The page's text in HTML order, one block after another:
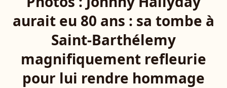
aurait eu 80 ans : sa tombe à
Saint-Barthélemy
magnifiquement refleurie
pour lui rendre hommage